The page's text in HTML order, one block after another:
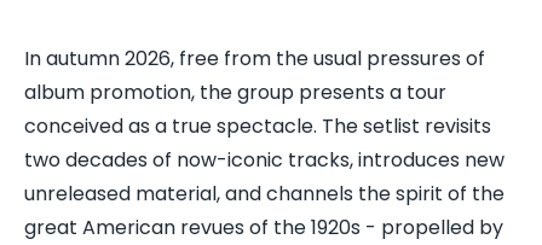
In autumn 2026, free from the usual pressures of
album promotion, the group presents a tour
conceived as a true spectacle. The setlist revisits
two decades of now-iconic tracks, introduces new
unreleased material, and channels the spirit of the
great American revues of the 1920s - propelled by